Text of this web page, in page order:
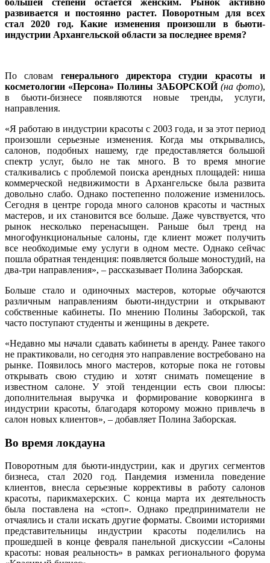
развивается и постоянно растет. Поворотным для всех
стал 2020 год. Какие изменения произошли в бьюти-
индустрии Архангельской области за последнее время?
По словам генерального директора студии красоты и
косметологии «Персона» Полины ЗАБОРСКОЙ (на фото),
в бьюти-бизнесе появляются новые тренды, услуги,
направления.
«Я работаю в индустрии красоты с 2003 года, и за этот период
произошли серьезные изменения. Когда мы открывались,
салонов, подобных нашему, где предоставляется большой
спектр услуг, было не так много. В то время многие
сталкивались с проблемой поиска арендных площадей: ниша
коммерческой недвижимости в Архангельске была развита
довольно слабо. Однако постепенно положение изменилось.
Сегодня в центре города много салонов красоты и частных
мастеров, и их становится все больше. Даже чувствуется, что
рынок несколько перенасыщен. Раньше был тренд на
многофункциональные салоны, где клиент может получить
все необходимые ему услуги в одном месте. Однако сейчас
пошла обратная тенденция: появляется больше моностудий, на
два-три направления», – рассказывает Полина Заборская.
Больше стало и одиночных мастеров, которые обучаются
различным направлениям бьюти-индустрии и открывают
собственные кабинеты. По мнению Полины Заборской, так
часто поступают студенты и женщины в декрете.
«Недавно мы начали сдавать кабинеты в аренду. Ранее такого
не практиковали, но сегодня это направление востребовано на
рынке. Появилось много мастеров, которые пока не готовы
открывать свою студию и хотят снимать помещение в
известном салоне. У этой тенденции есть свои плюсы:
дополнительная выручка и формирование коворкинга в
индустрии красоты, благодаря которому можно привлечь в
салон новых клиентов», – добавляет Полина Заборская.
Во время локдауна
Поворотным для бьюти-индустрии, как и других сегментов
бизнеса, стал 2020 год. Пандемия изменила поведение
клиентов, внесла серьезные коррективы в работу салонов
красоты, парикмахерских. С конца марта их деятельность
была поставлена на «стоп». Однако предприниматели не
отчаялись и стали искать другие форматы. Своими историями
представительницы индустрии красоты поделились на
прошедшей в конце февраля панельной дискуссии «Салоны
красоты: новая реальность» в рамках регионального форума